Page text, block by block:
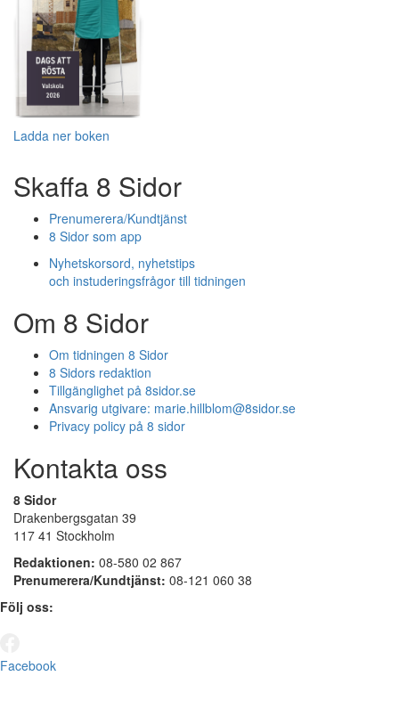
Ladda ner boken
Skaffa 8 Sidor
Prenumerera/Kundtjänst
8 Sidor som app
Nyhetskorsord, nyhetstips
och instuderingsfrågor till tidningen
Om 8 Sidor
Om tidningen 8 Sidor
8 Sidors redaktion
Tillgänglighet på 8sidor.se
Ansvarig utgivare: marie.hillblom@8sidor.se
Privacy policy på 8 sidor
Kontakta oss
8 Sidor
Drakenbergsgatan 39
117 41 Stockholm
Redaktionen: 08-580 02 867
Prenumerera/Kundtjänst: 08-121 060 38
Följ oss:
Facebook